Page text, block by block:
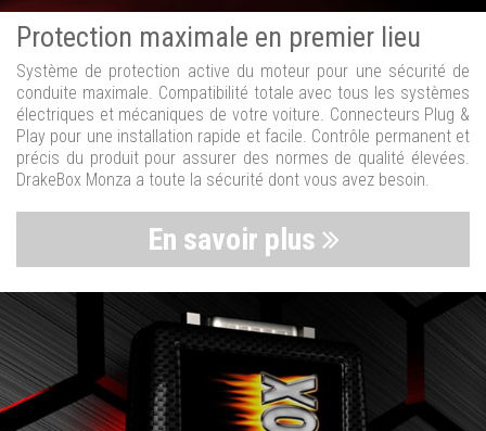
Protection maximale en premier lieu
Système de protection active du moteur pour une sécurité de
conduite maximale. Compatibilité totale avec tous les systèmes
électriques et mécaniques de votre voiture. Connecteurs Plug &
Play pour une installation rapide et facile. Contrôle permanent et
précis du produit pour assurer des normes de qualité élevées.
DrakeBox Monza a toute la sécurité dont vous avez besoin.
En savoir plus